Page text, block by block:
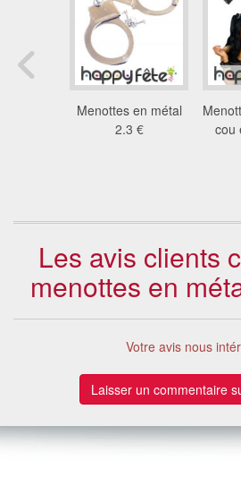
Menottes en métal
2.3 €
cou
Les avis clients
menottes en
Votre avis nous
Laisser un commentaire